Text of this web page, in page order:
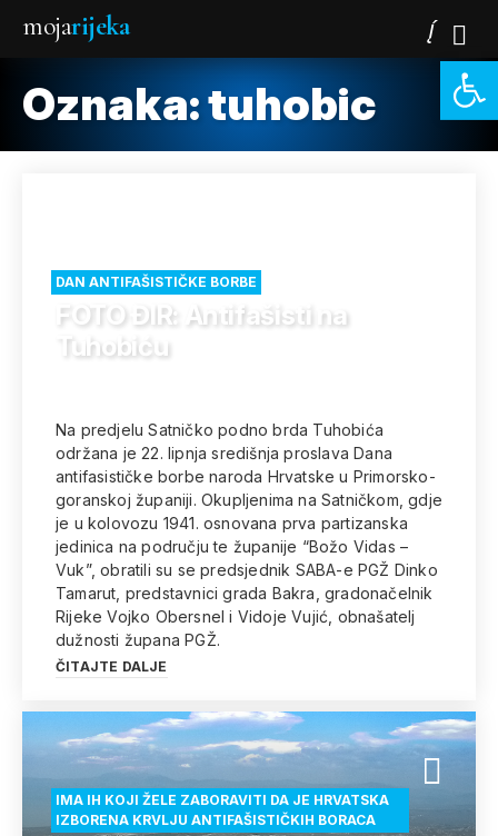
mojarijeka
Oznaka:tuhobic
DAN ANTIFAŠISTIČKE BORBE
FOTO ĐIR: Antifašisti na
Tuhobiću
Na predjelu Satničko podno brda Tuhobića
održana je 22. lipnja središnja proslava Dana
antifasističke borbe naroda Hrvatske u Primorsko-
goranskoj županiji. Okupljenima na Satničkom, gdje
je u kolovozu 1941. osnovana prva partizanska
jedinica na području te županije “Božo Vidas –
Vuk”, obratili su se predsjednik SABA-e PGŽ Dinko
Tamarut, predstavnici grada Bakra, gradonačelnik
Rijeke Vojko Obersnel i Vidoje Vujić, obnašatelj
dužnosti župana PGŽ.
ČITAJTE DALJE
IMA IH KOJI ŽELE ZABORAVITI DA JE HRVATSKA
IZBORENA KRVLJU ANTIFAŠISTIČKIH BORACA